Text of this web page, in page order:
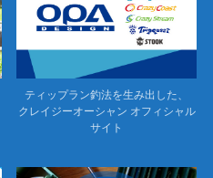
ティップラン釣法を生み出した、
クレイジーオーシャン オフィシャル
サイト